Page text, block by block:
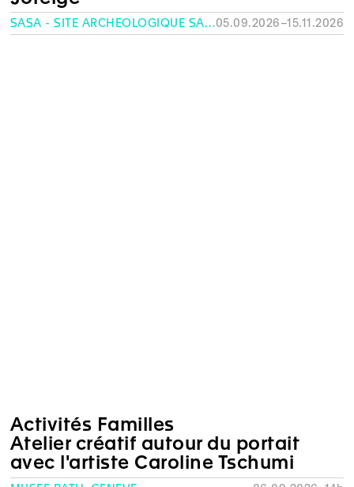
SASA - SITE ARCHÉOLOGIQUE SAINT-ANTOINE, GENÈVE05.09.2026–15.11.2026
Activités Familles
Atelier créatif autour du portait
avec l'artiste Caroline Tschumi